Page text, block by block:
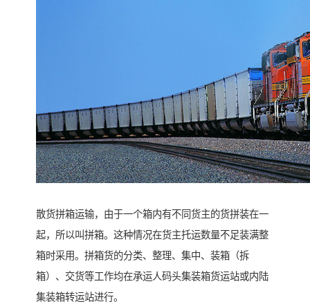
散货拼箱运输，由于一个箱内有不同货主的货拼装在一
起，所以叫拼箱。这种情况在货主托运数量不足装满整
箱时采用。拼箱货的分类、整理、集中、装箱（拆
箱）、交货等工作均在承运人码头集装箱货运站或内陆
集装箱转运站进行。